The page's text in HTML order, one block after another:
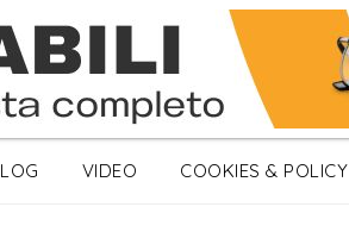
VIDEO COOKIES & POLICY